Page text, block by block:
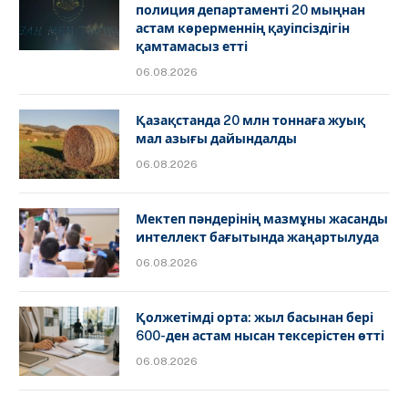
полиция департаменті 20 мыңнан
астам көрерменнің қауіпсіздігін
қамтамасыз етті
06.08.2026
Қазақстанда 20 млн тоннаға жуық
мал азығы дайындалды
06.08.2026
Мектеп пәндерінің мазмұны жасанды
интеллект бағытында жаңартылуда
06.08.2026
Қолжетімді орта: жыл басынан бері
600-ден астам нысан тексерістен өтті
06.08.2026